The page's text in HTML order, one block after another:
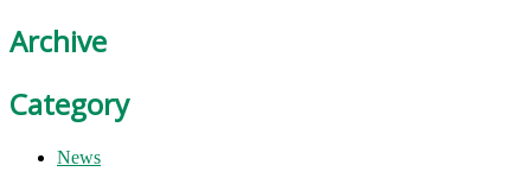
Archive
Category
News